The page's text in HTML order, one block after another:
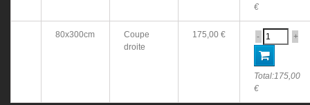
€
80x300cm
Coupe
droite
175,00 € - +
Total:175,00
€